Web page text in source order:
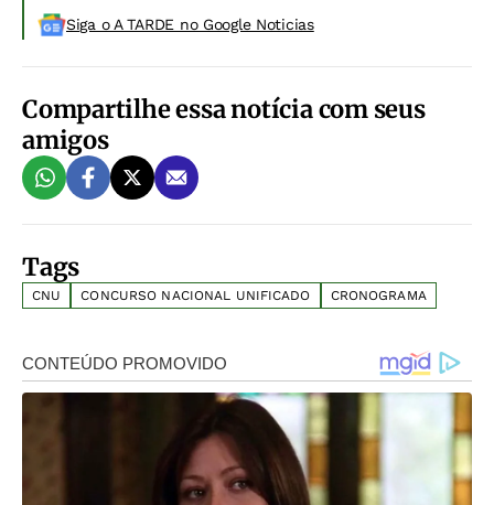
Siga o A TARDE no Google Noticias
Compartilhe essa notícia com seus
amigos
Tags
CNU CONCURSO NACIONAL UNIFICADO CRONOGRAMA